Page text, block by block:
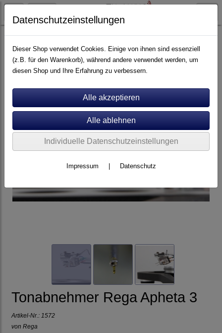
Tonabnehmer MC
Tonabnehmer Rega Apheta 3
Artikel-Nr.: 1572
von Rega
Datenschutzeinstellungen
Dieser Shop verwendet Cookies. Einige von ihnen sind essenziell
(z.B. für den Warenkorb), während andere verwendet werden, um
diesen Shop und Ihre Erfahrung zu verbessern.
Individuelle Datenschutzeinstellungen
Impressum Datenschutz